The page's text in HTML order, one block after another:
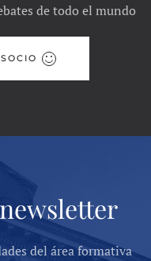
de todo el mundo
del área formativa